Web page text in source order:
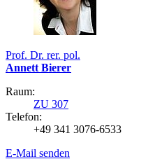
Prof. Dr. rer. pol.
Annett Bierer
Raum:
ZU 307
Telefon:
+49 341 3076-6533
E-Mail senden